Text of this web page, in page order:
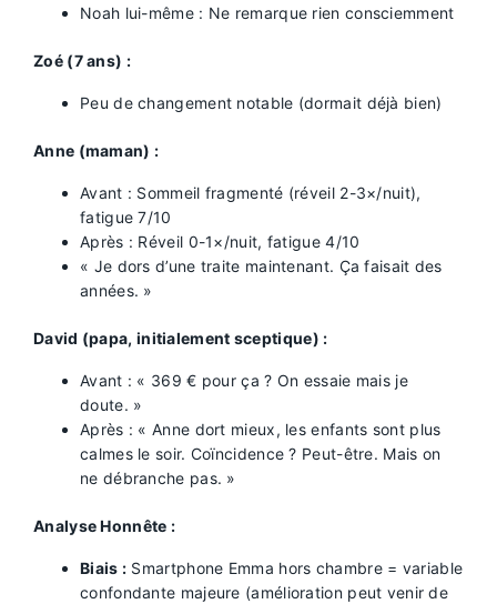
Noah lui-même : Ne remarque rien consciemment
Zoé (7 ans) :
Peu de changement notable (dormait déjà bien)
Anne (maman) :
Avant : Sommeil fragmenté (réveil 2-3×/nuit),
fatigue 7/10
Après : Réveil 0-1×/nuit, fatigue 4/10
« Je dors d’une traite maintenant. Ça faisait des
années. »
David (papa, initialement sceptique) :
Avant : « 369 € pour ça ? On essaie mais je
doute. »
Après : « Anne dort mieux, les enfants sont plus
calmes le soir. Coïncidence ? Peut-être. Mais on
ne débranche pas. »
Analyse Honnête :
Biais : Smartphone Emma hors chambre = variable
confondante majeure (amélioration peut venir de